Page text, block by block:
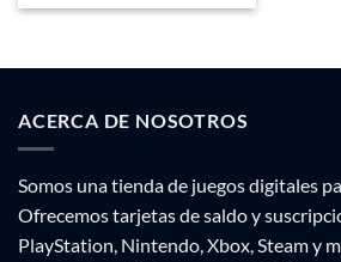
ACERCA DE NOSOTROS
Somos una tienda de juegos digitales
Ofrecemos tarjetas de saldo y
PlayStation, Nintendo, Xbox, Steam y